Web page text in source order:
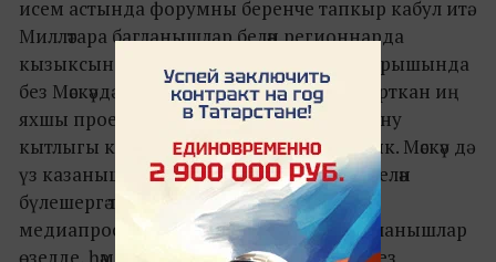
исем астында форумны беренче тапкыр кабул итә.
Милләтара багланышлар белән регионнарда
кызыксыналар, билгеле. Ләкин әзерлек барышында
без Мәскәүдә дә милләтара мөнәсәбәтләрне яктырткан иң
яхшы проектлар белән танышу-кызыксыну
кытлыгы коточкыч зур икәнен ачыкладык. Мәскәү дә
үз казанышлары белән горурлана, алар белән
бүлешергә тели. Соңгы елларда
медиапространствода горизонталь багланышлар
өзелде, һәм бу бик аяныч – без бер-беребез